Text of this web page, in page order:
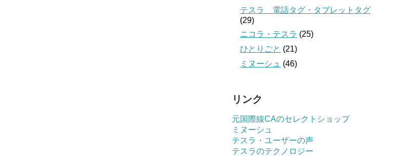
テスラ 電話タグ・タブレットタグ
(29)
ニコラ・テスラ (25)
ひとりごと (21)
ミヌーシュ (46)
リンク
元国際線CAのセレクトショップ
ミヌーシュ
テスラ・ユーザーの声
テスラのテクノロジー